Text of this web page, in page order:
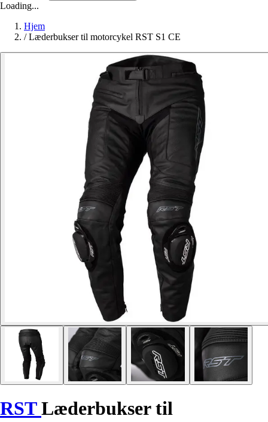
Loading...
Hjem
/ Læderbukser til motorcykel RST S1 CE
RSTLæderbukser til